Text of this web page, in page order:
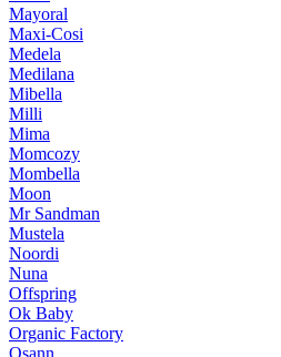
Mayoral
Maxi-Cosi
Medela
Medilana
Mibella
Milli
Mima
Momcozy
Mombella
Moon
Mr Sandman
Mustela
Noordi
Nuna
Offspring
Ok Baby
Organic Factory
Osann